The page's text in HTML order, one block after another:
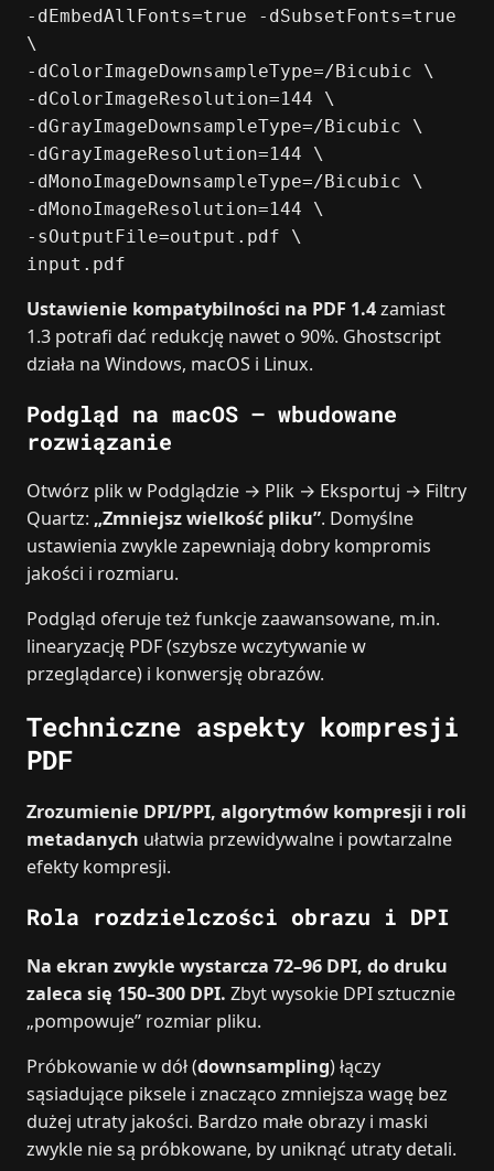
-dEmbedAllFonts=true -dSubsetFonts=true
\
-dColorImageDownsampleType=/Bicubic \
-dColorImageResolution=144 \
-dGrayImageDownsampleType=/Bicubic \
-dGrayImageResolution=144 \
-dMonoImageDownsampleType=/Bicubic \
-dMonoImageResolution=144 \
-sOutputFile=output.pdf \
input.pdf
Ustawienie kompatybilności na PDF 1.4zamiast
1.3 potrafi dać redukcję nawet o 90%. Ghostscript
działa na Windows, macOS i Linux.
Podgląd na macOS – wbudowane
rozwiązanie
Otwórz plik w Podglądzie → Plik → Eksportuj → Filtry
Quartz: „Zmniejsz wielkość pliku”. Domyślne
ustawienia zwykle zapewniają dobry kompromis
jakości i rozmiaru.
Podgląd oferuje też funkcje zaawansowane, m.in.
linearyzację PDF (szybsze wczytywanie w
przeglądarce) i konwersję obrazów.
Techniczne aspekty kompresji
PDF
Zrozumienie DPI/PPI, algorytmów kompresji i roli
metadanych ułatwia przewidywalne i powtarzalne
efekty kompresji.
Rola rozdzielczości obrazu i DPI
Na ekran zwykle wystarcza 72–96 DPI, do druku
zaleca się 150–300 DPI. Zbyt wysokie DPI sztucznie
„pompowuje” rozmiar pliku.
Próbkowanie w dół (downsampling) łączy
sąsiadujące piksele i znacząco zmniejsza wagę bez
dużej utraty jakości. Bardzo małe obrazy i maski
zwykle nie są próbkowane, by uniknąć utraty detali.